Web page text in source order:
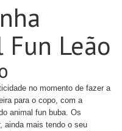
Leão
no momento de fazer a
para o copo, com a
animal fun buba. Os
ainda mais tendo o seu